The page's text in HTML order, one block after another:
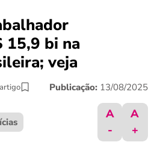
15,9 bi na
veja
Publicação: 13/08/2025
A
-
A
+